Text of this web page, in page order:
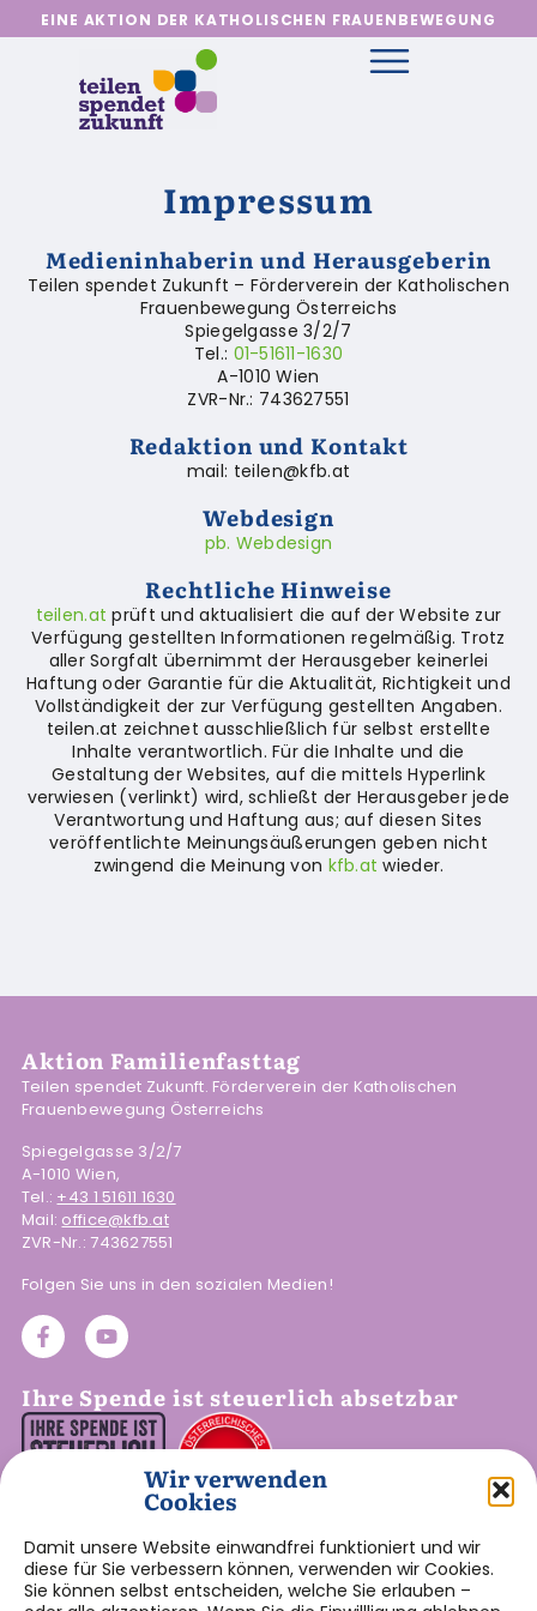
Wir verwenden
Cookies
Damit unsere Website einwandfrei funktioniert und wir
diese für Sie verbessern können, verwenden wir Cookies.
Sie können selbst entscheiden, welche Sie erlauben –
EINE AKTION DER KATHOLISCHEN FRAUENBEWEGUNG
Impressum
Medieninhaberin und Herausgeberin
Teilen spendet Zukunft – Förderverein der Katholischen
Frauenbewegung Österreichs
Spiegelgasse 3/2/7
Tel.: 01-51611-1630
A-1010 Wien
ZVR-Nr.: 743627551
Redaktion und Kontakt
mail: teilen@kfb.at
Webdesign
pb. Webdesign
Rechtliche Hinweise
teilen.at prüft und aktualisiert die auf der Website zur
Verfügung gestellten Informationen regelmäßig. Trotz
aller Sorgfalt übernimmt der Herausgeber keinerlei
Haftung oder Garantie für die Aktualität, Richtigkeit und
Vollständigkeit der zur Verfügung gestellten Angaben.
teilen.at zeichnet ausschließlich für selbst erstellte
Inhalte verantwortlich. Für die Inhalte und die
Gestaltung der Websites, auf die mittels Hyperlink
verwiesen (verlinkt) wird, schließt der Herausgeber jede
Verantwortung und Haftung aus; auf diesen Sites
veröffentlichte Meinungsäußerungen geben nicht
zwingend die Meinung von kfb.at wieder.
Aktion Familienfasttag
Teilen spendet Zukunft. Förderverein der Katholischen
Frauenbewegung Österreichs
Spiegelgasse 3/2/7
A-1010 Wien,
Tel.: +43 1 51611 1630
Mail: office@kfb.at
ZVR-Nr.: 743627551
Folgen Sie uns in den sozialen Medien!
Ihre Spende ist steuerlich absetzbar
Aktuelles von der kfb